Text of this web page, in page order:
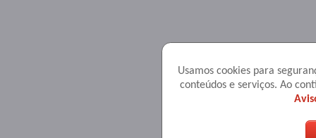
Usamos cookies para
conteúdos e serviços. Ao